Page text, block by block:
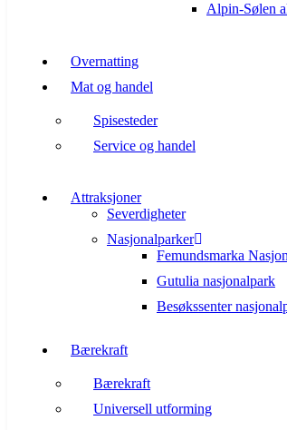
Alpin-Sølen
Overnatting
Mat og handel
Spisesteder
Service og handel
Attraksjoner
Severdigheter
Nasjonalparker
Femundsmarka
Gutulia nasjonalpark
Besøkssenter
Bærekraft
Bærekraft
Universell utforming